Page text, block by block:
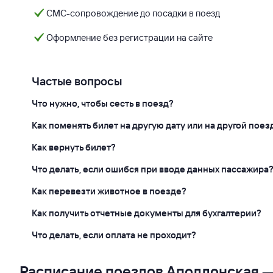
СМС-сопровождение до посадки в поезд
Оформление без регистрации на сайте
Частые вопросы
Что нужно, чтобы сесть в поезд?
Как поменять билет на другую дату или на другой
Как вернуть билет?
Что делать, если ошибся при вводе данных пассажира?
Как перевезти животное в поезде?
Как получить отчетные документы для бухгалтерии?
Что делать, если оплата не проходит?